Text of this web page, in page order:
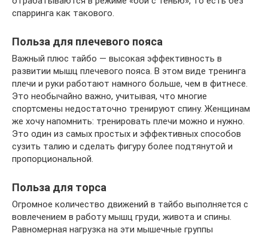
спарринга как такового.
Польза для плечевого пояса
Важный плюс тайбо — высокая эффективность в
развитии мышц плечевого пояса. В этом виде тренинга
плечи и руки работают намного больше, чем в фитнесе.
Это необычайно важно, учитывая, что многие
спортсмены недостаточно тренируют спину. Женщинам
же хочу напомнить: тренировать плечи можно и нужно.
Это один из самых простых и эффективных способов
сузить талию и сделать фигуру более подтянутой и
пропорциональной.
Польза для торса
Огромное количество движений в тайбо выполняется с
вовлечением в работу мышц груди, живота и спины.
Равномерная нагрузка на эти мышечные группы